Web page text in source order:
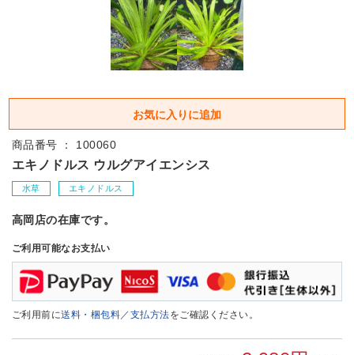
商品番号 ： 100060
エキノドルス ウルグアイエンシス
水草 エキノドルス
高岡店の在庫です。
ご利用可能なお支払い
ご利用前に送料・梱包料／支払方法をご確認ください。